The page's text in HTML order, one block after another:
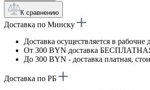
К сравнению
Доставка по Минску
Доставка осуществляется в рабочие
От 300 BYN доставка
До 300 BYN - доставка платная,
Доставка по РБ